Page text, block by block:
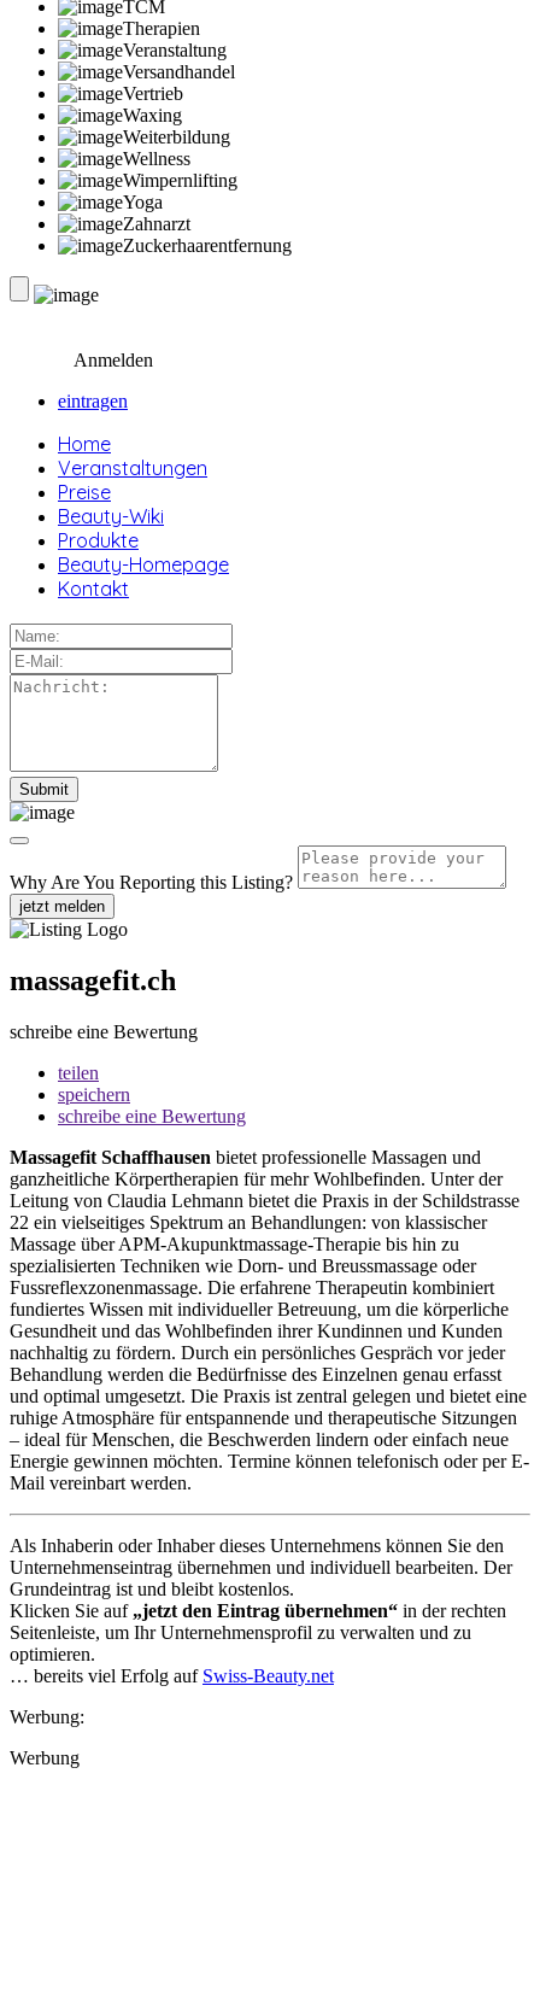
TCM
Therapien
Veranstaltung
Versandhandel
Vertrieb
Waxing
Weiterbildung
Wellness
Wimpernlifting
Yoga
Zahnarzt
Zuckerhaarentfernung
Anmelden
eintragen
Home
Veranstaltungen
Preise
Beauty-Wiki
Produkte
Beauty-Homepage
Kontakt
Why Are You Reporting this Listing?
jetzt melden
massagefit.ch
schreibe eine Bewertung
teilen
speichern
schreibe eine Bewertung
Massagefit Schaffhausen bietet professionelle Massagen und
ganzheitliche Körpertherapien für mehr Wohlbefinden. Unter der
Leitung von Claudia Lehmann bietet die Praxis in der Schildstrasse
22 ein vielseitiges Spektrum an Behandlungen: von klassischer
Massage über APM-Akupunktmassage-Therapie bis hin zu
spezialisierten Techniken wie Dorn- und Breussmassage oder
Fussreflexzonenmassage. Die erfahrene Therapeutin kombiniert
fundiertes Wissen mit individueller Betreuung, um die körperliche
Gesundheit und das Wohlbefinden ihrer Kundinnen und Kunden
nachhaltig zu fördern. Durch ein persönliches Gespräch vor jeder
Behandlung werden die Bedürfnisse des Einzelnen genau erfasst
und optimal umgesetzt. Die Praxis ist zentral gelegen und bietet eine
ruhige Atmosphäre für entspannende und therapeutische Sitzungen
– ideal für Menschen, die Beschwerden lindern oder einfach neue
Energie gewinnen möchten. Termine können telefonisch oder per E-
Mail vereinbart werden.
Als Inhaberin oder Inhaber dieses Unternehmens können Sie den
Unternehmenseintrag übernehmen und individuell bearbeiten. Der
Grundeintrag ist und bleibt kostenlos.
Klicken Sie auf „jetzt den Eintrag übernehmen“ in der rechten
Seitenleiste, um Ihr Unternehmensprofil zu verwalten und zu
optimieren.
… bereits viel Erfolg auf Swiss-Beauty.net
Werbung:
Werbung